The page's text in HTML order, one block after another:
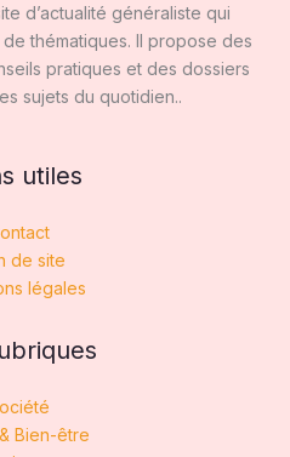
d’actualité généraliste qui
thématiques. Il propose des
pratiques et des dossiers
sujets du quotidien..
utiles
de site
légales
Bien-être